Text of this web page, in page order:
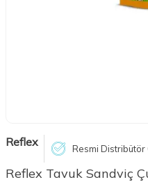
Reflex Resmi Distribütör
Reflex Tavuk Sandviç